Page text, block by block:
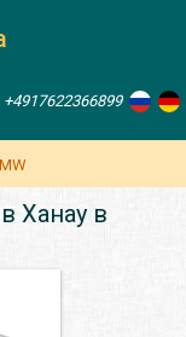
+4917622366899
Ханау в